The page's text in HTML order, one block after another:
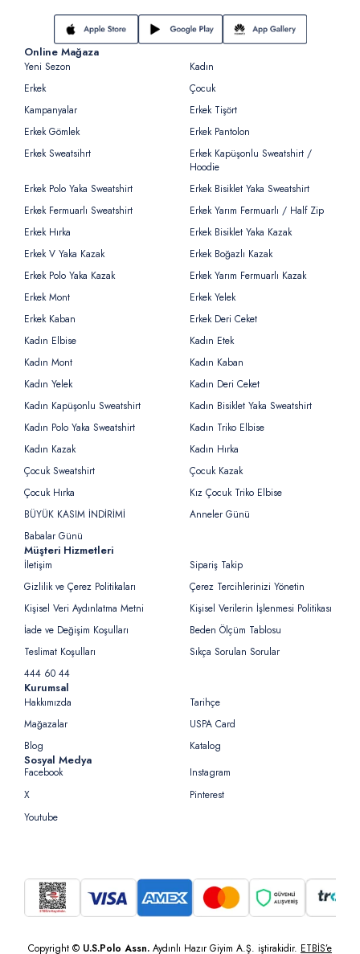
Online Mağaza
Yeni Sezon
Kadın
Erkek
Çocuk
Kampanyalar
Erkek Tişört
Erkek Gömlek
Erkek Pantolon
Erkek Sweatsihrt
Erkek Kapüşonlu Sweatshirt /
Hoodie
Erkek Polo Yaka Sweatshirt
Erkek Bisiklet Yaka Sweatshirt
Erkek Fermuarlı Sweatshirt
Erkek Yarım Fermuarlı / Half Zip
Erkek Hırka
Erkek Bisiklet Yaka Kazak
Erkek V Yaka Kazak
Erkek Boğazlı Kazak
Erkek Polo Yaka Kazak
Erkek Yarım Fermuarlı Kazak
Erkek Mont
Erkek Yelek
Erkek Kaban
Erkek Deri Ceket
Kadın Elbise
Kadın Etek
Kadın Mont
Kadın Kaban
Kadın Yelek
Kadın Deri Ceket
Kadın Kapüşonlu Sweatshirt
Kadın Bisiklet Yaka Sweatshirt
Kadın Polo Yaka Sweatshirt
Kadın Triko Elbise
Kadın Kazak
Kadın Hırka
Çocuk Sweatshirt
Çocuk Kazak
Çocuk Hırka
Kız Çocuk Triko Elbise
BÜYÜK KASIM İNDİRİMİ
Anneler Günü
Babalar Günü
Müşteri Hizmetleri
İletişim
Sipariş Takip
Gizlilik ve Çerez Politikaları
Çerez Tercihlerinizi Yönetin
Kişisel Veri Aydınlatma Metni
Kişisel Verilerin İşlenmesi Politikası
İade ve Değişim Koşulları
Beden Ölçüm Tablosu
Teslimat Koşulları
Sıkça Sorulan Sorular
444 60 44
Kurumsal
Hakkımızda
Tarihçe
Mağazalar
USPA Card
Blog
Katalog
Sosyal Medya
Facebook
Instagram
X
Pinterest
Youtube
Copyright © U.S.Polo Assn. Aydınlı Hazır Giyim A.Ş. iştirakidir. ETBİS’e